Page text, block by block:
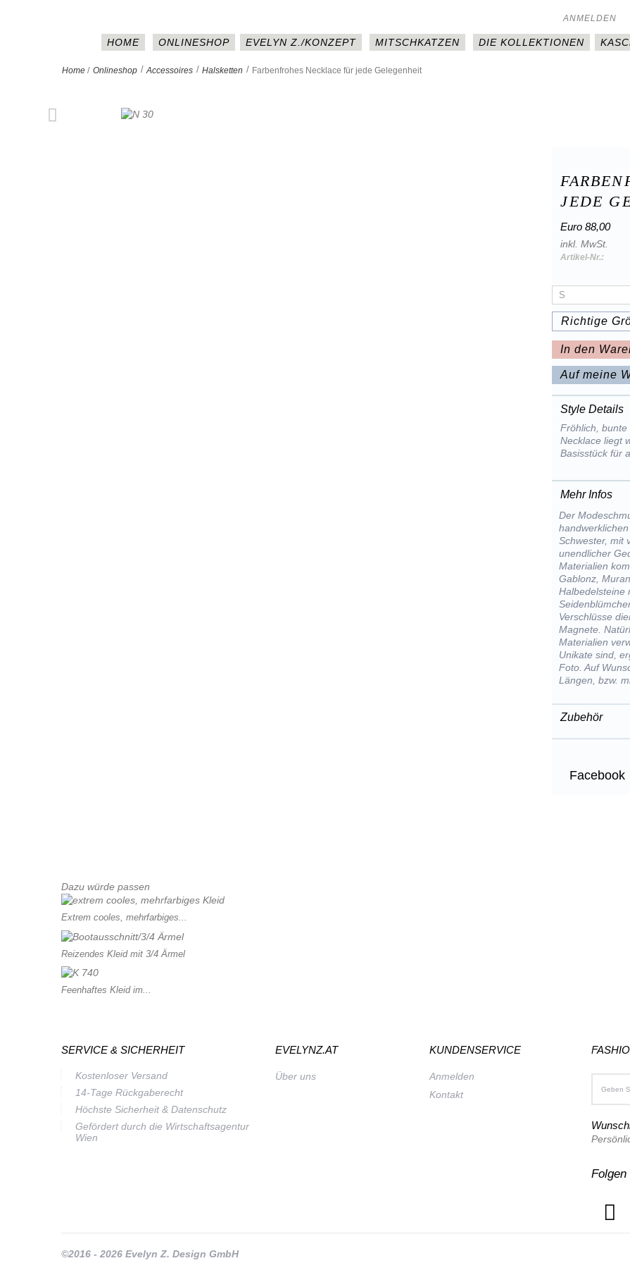
ANMELDEN
HOME ONLINESHOP EVELYN Z./KONZEPT MITSCHKATZEN DIE KOLLEKTIONEN
Home / Onlineshop > Accessoires > Halsketten > Farbenfrohes Necklace für jede Gelegenheit
JEDE
Euro 88,00
inkl. MwSt.
Artikel-Nr.:
Richtige
In den
Auf meine
Style Details
Fröhlich,
Necklace liegt
Basisstück für
Mehr Infos
Der
Schwester, mit
unendlicher
Materialien
Gablonz,
Halbedelsteine
Verschlüsse
Magnete.
Materialien
Unikate sind,
Foto. Auf
Längen, bzw.
Zubehör
Facebook
Dazu würde passen
Extrem cooles, mehrfarbiges...
Reizendes Kleid mit 3/4 Ärmel
Feenhaftes Kleid im...
SERVICE & SICHERHEIT
Kostenloser Versand
14-Tage Rückgaberecht
Höchste Sicherheit & Datenschutz
Gefördert durch die Wirtschaftsagentur
Wien
EVELYNZ.AT
Über uns
KUNDENSERVICE
Anmelden
Kontakt
Folgen
©2016 - 2026 Evelyn Z. Design GmbH